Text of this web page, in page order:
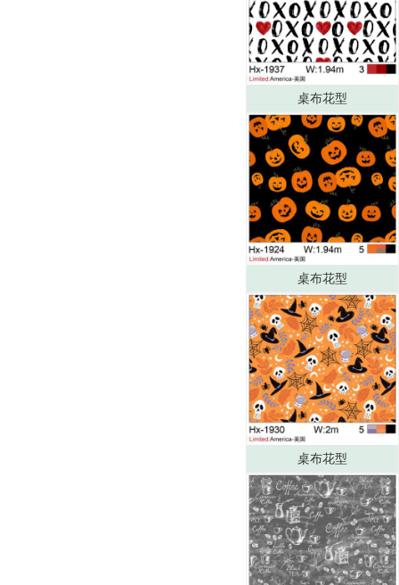
桌布花型
桌布花型
桌布花型